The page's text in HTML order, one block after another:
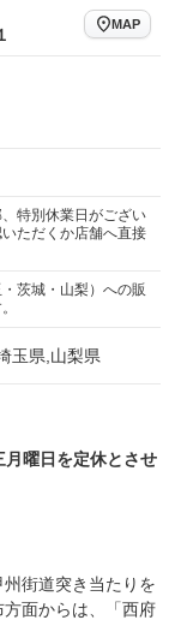
MAP
特別休業日がござい
ただくか店舗へ直接
茨城・山梨）への販
玉県,山梨県
曜日を定休とさせ
街道突き当たりを
面からは、「西府